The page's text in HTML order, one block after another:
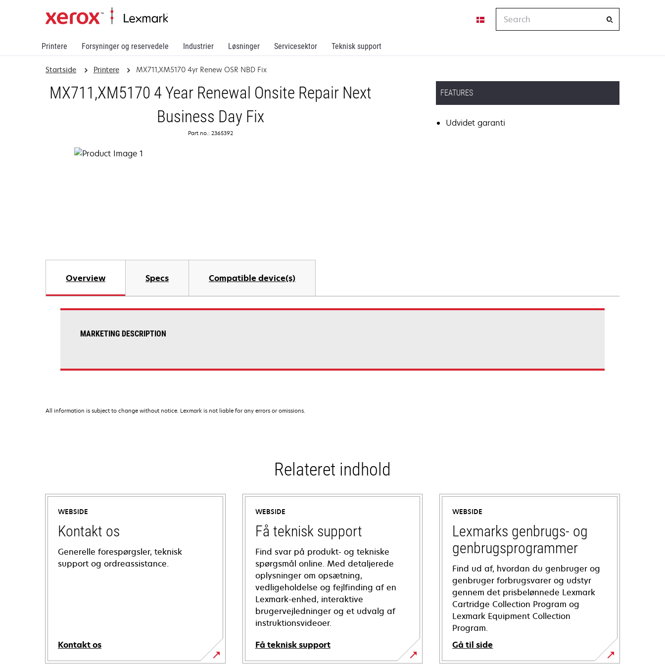
Printere Forsyninger og reservedele Industrier Løsninger Servicesektor Teknisk support
Startside Printere MX711,XM5170 4yr Renew OSR NBD Fix
MX711,XM5170 4 Year Renewal Onsite Repair Next
Business Day Fix
Part no.: 2365392
FEATURES
Udvidet garanti
Overview Specs Compatible device(s)
MARKETING DESCRIPTION
All information is subject to change without notice. Lexmark is not liable for any errors or omissions.
Relateret indhold
WEBSIDE
Kontakt os
Generelle forespørgsler, teknisk
support og ordreassistance.
Kontakt os
WEBSIDE
Få teknisk support
Find svar på produkt- og tekniske
spørgsmål online. Med detaljerede
oplysninger om opsætning,
vedligeholdelse og fejlfinding af en
Lexmark-enhed, interaktive
brugervejledninger og et udvalg af
instruktionsvideoer.
Få teknisk support
WEBSIDE
Lexmarks genbrugs- og
genbrugsprogrammer
Find ud af, hvordan du genbruger og
genbruger forbrugsvarer og udstyr
gennem det prisbelønnede Lexmark
Cartridge Collection Program og
Lexmark Equipment Collection
Program.
Gå til side